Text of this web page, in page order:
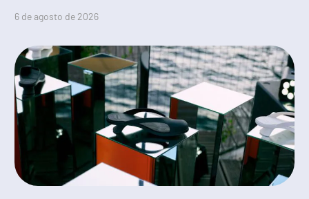
6 de agosto de 2026